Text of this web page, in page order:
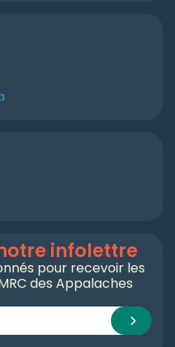
infolettre
pour recevoir les
des Appalaches